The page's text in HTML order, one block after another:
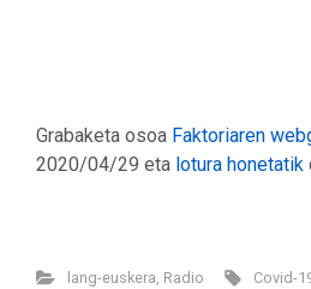
Grabaketa osoa Faktoriaren
2020/04/29 eta lotura honetatik
lang-euskera Radio Covid-